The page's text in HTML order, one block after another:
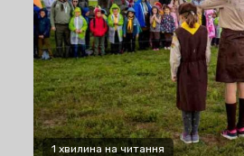
1 хвилина на читання